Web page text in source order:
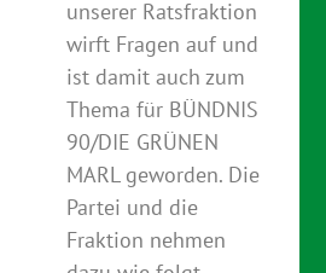
unserer Ratsfraktion
wirft Fragen auf und
ist damit auch zum
Thema für BÜNDNIS
90/DIE GRÜNEN
MARL geworden. Die
Partei und die
Fraktion nehmen